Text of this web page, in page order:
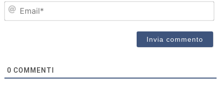
0 COMMENTI